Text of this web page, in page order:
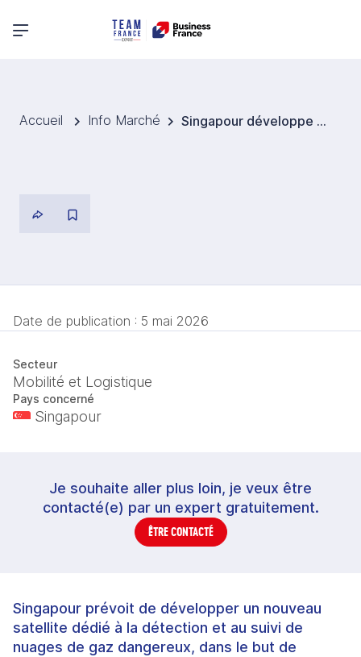
Menu principal
Accueil Info Marché Singapour développe un satellite pour suivre des nuages de gaz dangereux et renforcer la sécurité publique
Date de publication : 5 mai 2026
Secteur
Mobilité et Logistique
Pays concerné
Singapour
Je souhaite aller plus loin, je veux être
contacté(e) par un expert gratuitement.
ÊTRE CONTACTÉ
Singapour prévoit de développer un nouveau
satellite dédié à la détection et au suivi de
nuages de gaz dangereux, dans le but de